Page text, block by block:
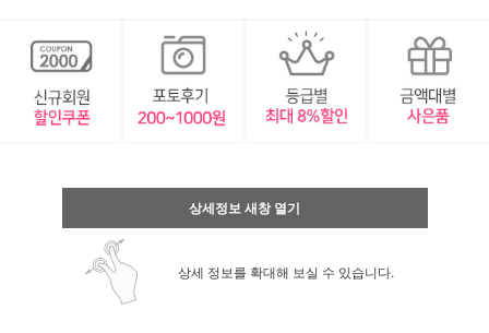
상세정보 새창 열기
상세 정보를 확대해 보실 수 있습니다.